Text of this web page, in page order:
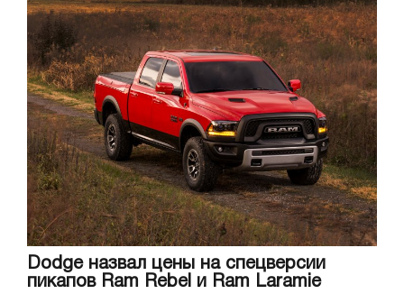
Dodge назвал цены на спецверсии
пикапов Ram Rebel и Ram Laramie